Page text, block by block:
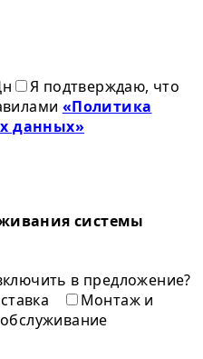
Я подтверждаю, что
«Политика
данных»
системы
в предложение?
Монтаж и